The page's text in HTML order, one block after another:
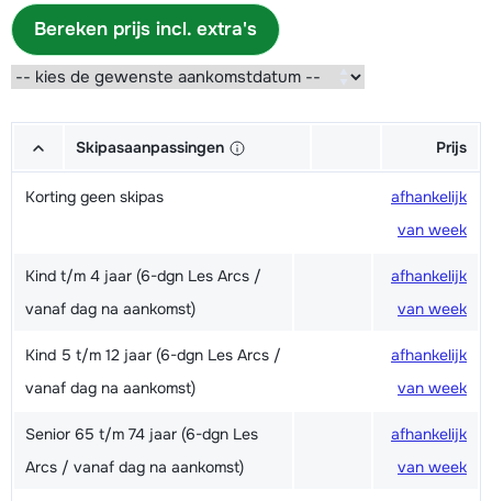
Bereken prijs incl. extra's
Skipasaanpassingen Prijs
Korting geen skipas
afhankelijk
van week
Kind t/m 4 jaar (6-dgn Les Arcs /
vanaf dag na aankomst)
afhankelijk
van week
Kind 5 t/m 12 jaar (6-dgn Les Arcs /
vanaf dag na aankomst)
afhankelijk
van week
Senior 65 t/m 74 jaar (6-dgn Les
Arcs / vanaf dag na aankomst)
afhankelijk
van week